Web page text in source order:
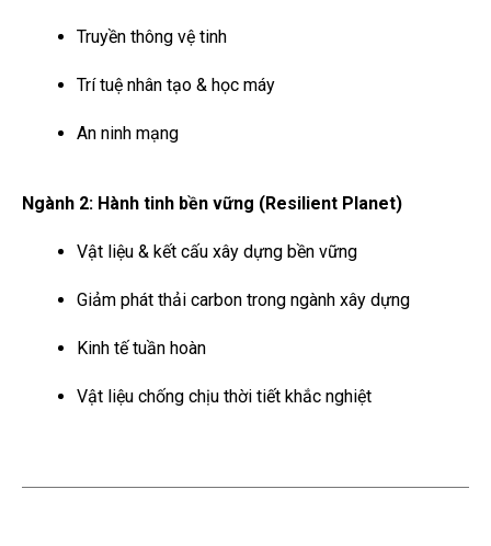
Truyền thông vệ tinh
Trí tuệ nhân tạo & học máy
An ninh mạng
Ngành 2: Hành tinh bền vững (Resilient Planet)
Vật liệu & kết cấu xây dựng bền vững
Giảm phát thải carbon trong ngành xây dựng
Kinh tế tuần hoàn
Vật liệu chống chịu thời tiết khắc nghiệt